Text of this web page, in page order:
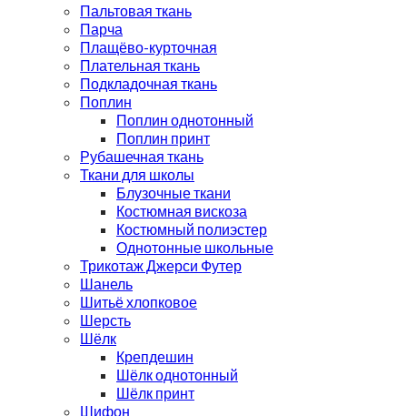
Пальтовая ткань
Парча
Плащёво-курточная
Плательная ткань
Подкладочная ткань
Поплин
Поплин однотонный
Поплин принт
Рубашечная ткань
Ткани для школы
Блузочные ткани
Костюмная вискоза
Костюмный полиэстер
Однотонные школьные
Трикотаж Джерси Футер
Шанель
Шитьё хлопковое
Шерсть
Шёлк
Крепдешин
Шёлк однотонный
Шёлк принт
Шифон